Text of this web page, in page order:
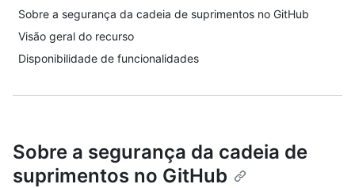
Sobre a segurança da cadeia de suprimentos no GitHub
Visão geral do recurso
Disponibilidade de funcionalidades
Sobre a segurança da cadeia de
suprimentos no GitHub